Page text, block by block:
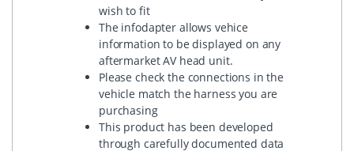
wish to fit
The infodapter allows vehice
information to be displayed on any
aftermarket AV head unit.
Please check the connections in the
vehicle match the harness you are
purchasing
This product has been developed
through carefully documented data